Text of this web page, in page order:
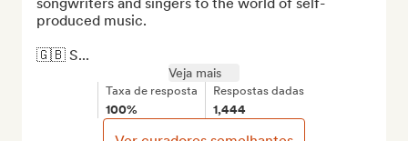
produced music.
🇬🇧 S...
Veja mais
Taxa de resposta
100%
Respostas dadas
1,444